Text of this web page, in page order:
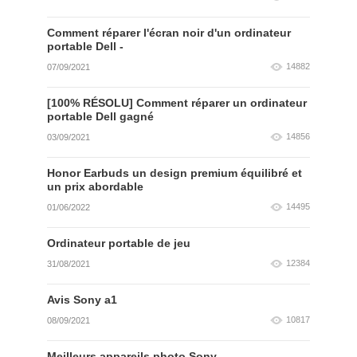
Comment réparer l'écran noir d'un ordinateur
portable Dell -
07/09/2021 14882
[100% RÉSOLU] Comment réparer un ordinateur
portable Dell gagné
03/09/2021 14856
Honor Earbuds un design premium équilibré et
un prix abordable
01/06/2022 14495
Ordinateur portable de jeu
31/08/2021 12384
Avis Sony a1
08/09/2021 10817